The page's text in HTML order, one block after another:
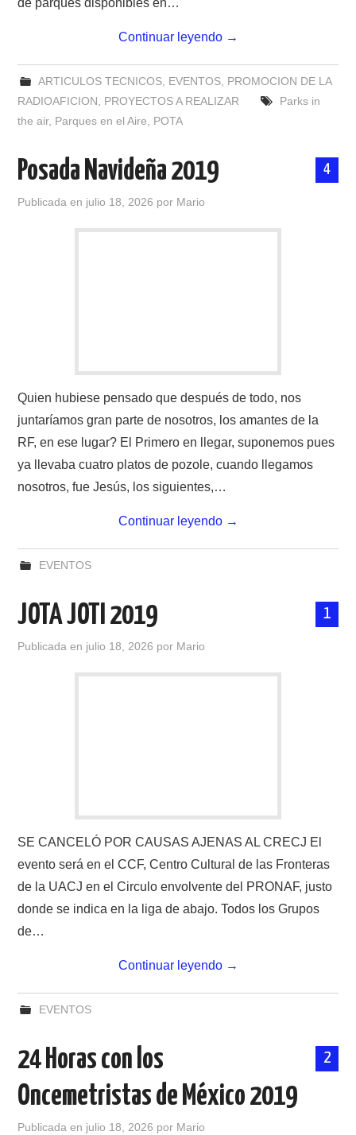
de parques disponibles en…
Continuar leyendo →
ARTICULOS TECNICOS, EVENTOS, PROMOCION DE LA
RADIOAFICION, PROYECTOS A REALIZAR
Parks in
the air, Parques en el Aire, POTA
4
Posada Navideña 2019
Publicada en julio 18, 2026 por Mario
Quien hubiese pensado que después de todo, nos
juntaríamos gran parte de nosotros, los amantes de la
RF, en ese lugar? El Primero en llegar, suponemos pues
ya llevaba cuatro platos de pozole, cuando llegamos
nosotros, fue Jesús, los siguientes,…
Continuar leyendo →
EVENTOS
1
JOTA JOTI 2019
Publicada en julio 18, 2026 por Mario
SE CANCELÓ POR CAUSAS AJENAS AL CRECJ El
evento será en el CCF, Centro Cultural de las Fronteras
de la UACJ en el Circulo envolvente del PRONAF, justo
donde se indica en la liga de abajo. Todos los Grupos
de…
Continuar leyendo →
EVENTOS
2
24 Horas con los
Oncemetristas de México 2019
Publicada en julio 18, 2026 por Mario